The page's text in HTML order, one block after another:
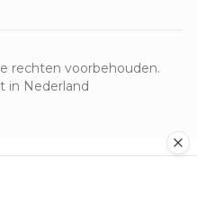
rechten voorbehouden.
in Nederland